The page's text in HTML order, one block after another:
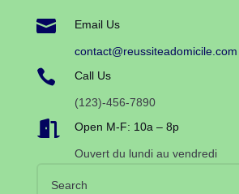
 Email Us
contact@reussiteadomicile.com
 Call Us
(123)-456-7890
 Open M-F: 10a – 8p
Ouvert du lundi au vendredi